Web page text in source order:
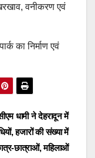
वनीकरण एवं
का निर्माण एवं
धामी ने देहरादून में
हजारों की संख्या में
छात्राओं, महिलाओं